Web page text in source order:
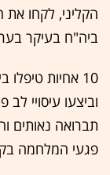
הקליני, לקחו את
ביה"ח בעיקר
10 אחיות
וביצעו עיסויי
תברואה נאותים
פגעי המלחמה